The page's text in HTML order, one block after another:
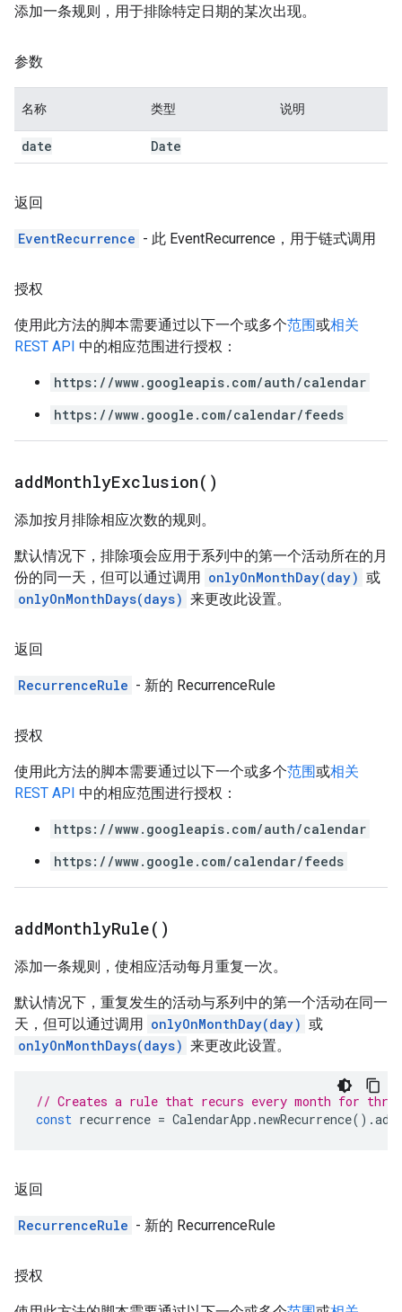
添加一条规则，用于排除特定日期的某次出现。
参数
名称 类型 说明
date Date
返回
EventRecurrence - 此 EventRecurrence，用于链式调用
授权
使用此方法的脚本需要通过以下一个或多个范围或相关
REST API 中的相应范围进行授权：
https://www.googleapis.com/auth/calendar
https://www.google.com/calendar/feeds
addMonthlyExclusion( )
添加按月排除相应次数的规则。
默认情况下，排除项会应用于系列中的第一个活动所在的月
份的同一天，但可以通过调用 onlyOnMonthDay(day) 或
onlyOnMonthDays(days) 来更改此设置。
返回
RecurrenceRule - 新的 RecurrenceRule
授权
使用此方法的脚本需要通过以下一个或多个范围或相关
REST API 中的相应范围进行授权：
https://www.googleapis.com/auth/calendar
https://www.google.com/calendar/feeds
addMonthlyRule( )
添加一条规则，使相应活动每月重复一次。
默认情况下，重复发生的活动与系列中的第一个活动在同一
天，但可以通过调用 onlyOnMonthDay(day) 或
onlyOnMonthDays(days) 来更改此设置。
// Creates a rule that recurs every month for
const recurrence = CalendarApp .newRecurrence().
返回
RecurrenceRule - 新的 RecurrenceRule
授权